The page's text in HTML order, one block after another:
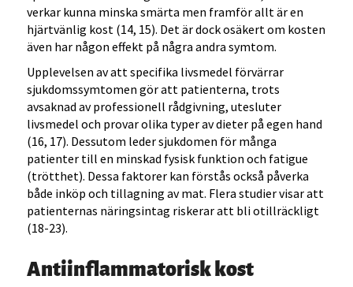
verkar kunna minska smärta men framför allt är en
hjärtvänlig kost (14, 15). Det är dock osäkert om kosten
även har någon effekt på några andra symtom.
Upplevelsen av att specifika livsmedel förvärrar
sjukdomssymtomen gör att patienterna, trots
avsaknad av professionell rådgivning, utesluter
livsmedel och provar olika typer av dieter på egen hand
(16, 17). Dessutom leder sjukdomen för många
patienter till en minskad fysisk funktion och fatigue
(trötthet). Dessa faktorer kan förstås också påverka
både inköp och tillagning av mat. Flera studier visar att
patienternas näringsintag riskerar att bli otillräckligt
(18-23).
Antiinflammatorisk kost